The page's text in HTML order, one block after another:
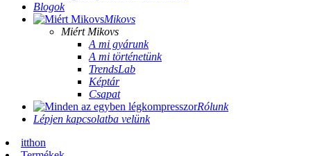
Blogok
Mikovs
Miért Mikovs
A mi gyárunk
A mi történetünk
TrendsLab
Képtár
Csapat
Rólunk
Lépjen kapcsolatba velünk
itthon